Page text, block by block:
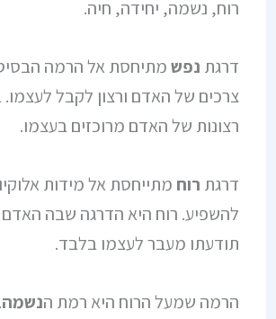
רוח, נשמה, יחידה, חיה.
דרגת נפשמתיחסת אל הרמה
צרכים של האדם ורצון לקבל לעצמו.
רצונות של האדם מרוכזים בעצמו.
דרגת רוח מתייחסת אל מידות
להשפיע. רוח היא הדרגה שבה
תודעתו מעבר לעצמו בלבד.
הרמה שמעל הרוח היא רמת הנשמה